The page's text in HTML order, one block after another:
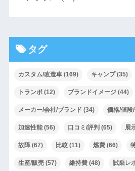
タグ
カスタム/改造車(169) キャンプ(35)
トランポ(12) ブランドイメージ(44)
メーカー/会社/ブランド (34) 価格/値段
加速性能(56) 口コミ/評判 (65) 展
故障(67) 比較(11) 燃費(66)
生産/販売(57) 維持費(48) 試乗レ